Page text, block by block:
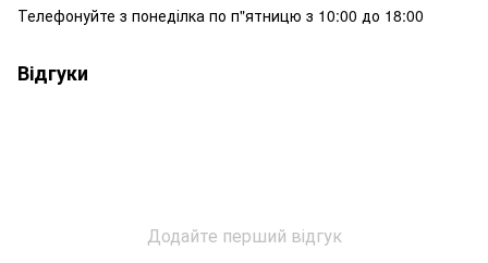
Телефонуйте з понеділка по п"ятницю з 10:00 до 18:00
Відгуки
Додайте перший відгук